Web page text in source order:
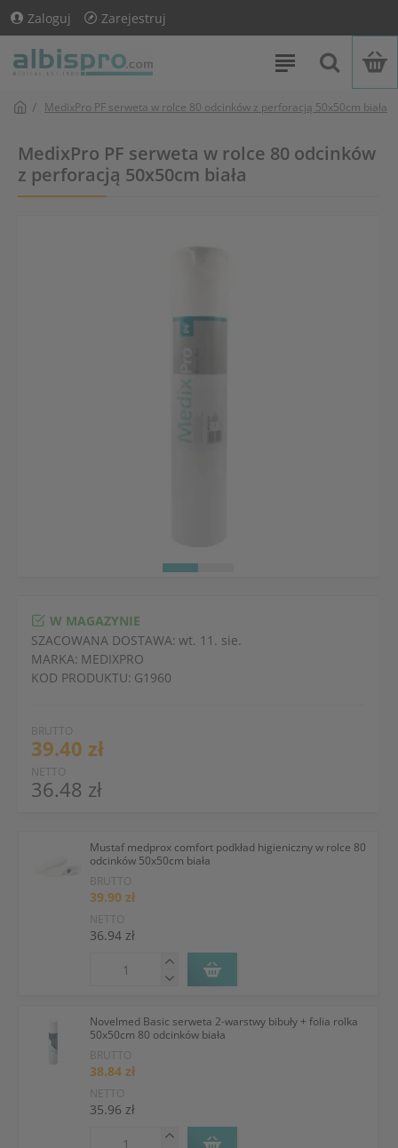
Zaloguj Zarejestruj
MedixPro PF serweta w rolce 80 odcinków z perforacją 50x50cm biała
MedixPro PF serweta w rolce 80 odcinków
z perforacją 50x50cm biała
BRUTTO
39.40 zł
NETTO
36.48 zł
W MAGAZYNIE
SZACOWANA DOSTAWA: wt. 11. sie.
MARKA: MEDIXPRO
KOD PRODUKTU: G1960
Mustaf medprox comfort podkład higieniczny w rolce 80
odcinków 50x50cm biała
BRUTTO
39.90 zł
NETTO
36.94 zł
Novelmed Basic serweta 2-warstwy bibuły + folia rolka
50x50cm 80 odcinków biała
BRUTTO
38.84 zł
NETTO
35.96 zł